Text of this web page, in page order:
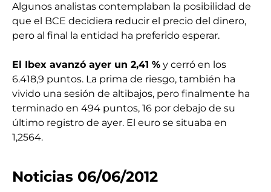
Algunos analistas contemplaban la posibilidad de
que el BCE decidiera reducir el precio del dinero,
pero al final la entidad ha preferido esperar.
El Ibex avanzó ayer un 2,41 % y cerró en los
6.418,9 puntos. La prima de riesgo, también ha
vivido una sesión de altibajos, pero finalmente ha
terminado en 494 puntos, 16 por debajo de su
último registro de ayer. El euro se situaba en
1,2564.
Noticias 06/06/2012